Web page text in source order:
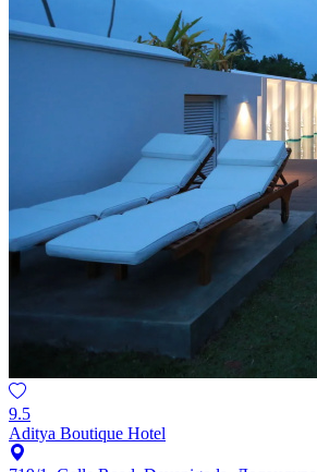
9.5
Aditya Boutique Hotel